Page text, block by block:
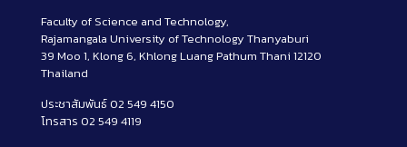
Faculty of Science and Technology,
Rajamangala University of Technology Thanyaburi
39 Moo 1, Klong 6, Khlong Luang Pathum Thani 12120
Thailand
ประชาสัมพันธ์ 02 549 4150
โทรสาร 02 549 4119